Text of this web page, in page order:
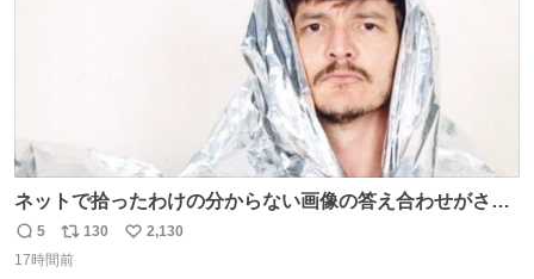
ネットで拾ったわけの分からない画像の答え合わせがされ
ていくw
返
信
5
リ
ポ
130
い
2,130
17時間前